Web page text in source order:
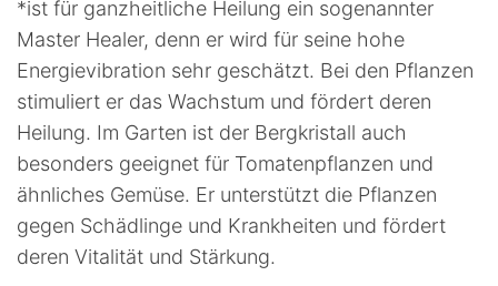
Art"
*ist für ganzheitliche Heilung ein sogenannter
Master Healer, denn er wird für seine hohe
Energievibration sehr geschätzt. Bei den Pflanzen
stimuliert er das Wachstum und fördert deren
Heilung. Im Garten ist der Bergkristall auch
besonders geeignet für Tomatenpflanzen und
ähnliches Gemüse. Er unterstützt die Pflanzen
gegen Schädlinge und Krankheiten und fördert
deren Vitalität und Stärkung.